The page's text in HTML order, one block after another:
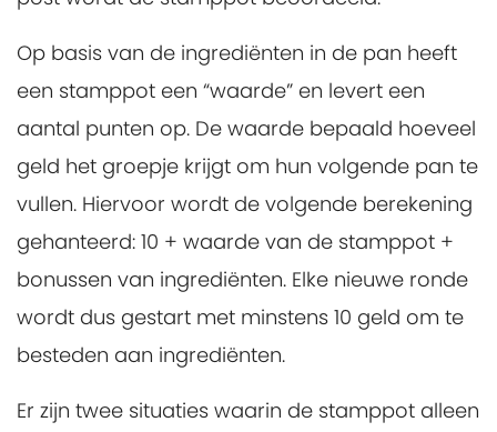
Op basis van de ingrediënten in de pan heeft
een stamppot een “waarde” en levert een
aantal punten op. De waarde bepaald hoeveel
geld het groepje krijgt om hun volgende pan te
vullen. Hiervoor wordt de volgende berekening
gehanteerd: 10 + waarde van de stamppot +
bonussen van ingrediënten. Elke nieuwe ronde
wordt dus gestart met minstens 10 geld om te
besteden aan ingrediënten.
Er zijn twee situaties waarin de stamppot alleen